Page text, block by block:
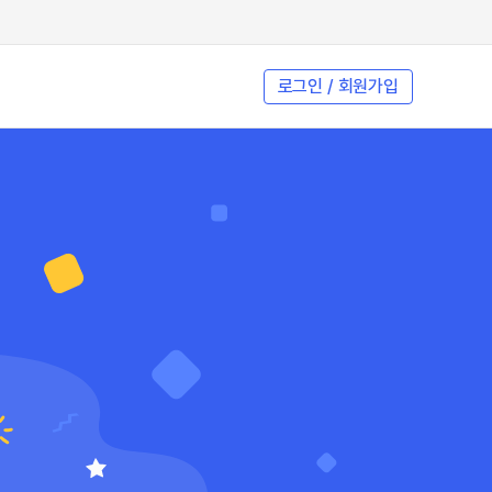
로그인 / 회원가입